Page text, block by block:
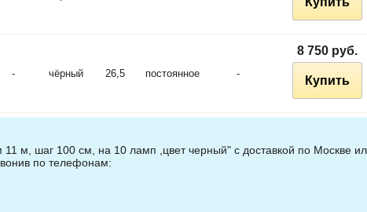
- чёрный 26,5 постоянное -
8 750 руб.
Купить
м, шаг 100 см, на 10 ламп ,цвет черный" с доставкой по Москве
по телефонам: